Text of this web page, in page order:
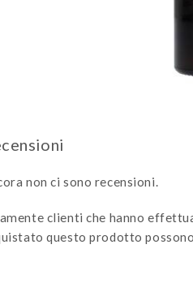
non ci sono recensioni.
clienti che hanno
questo prodotto